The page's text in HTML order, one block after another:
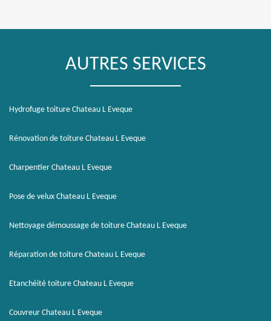
AUTRES SERVICES
Hydrofuge toiture Chateau L Eveque
Rénovation de toiture Chateau L Eveque
Charpentier Chateau L Eveque
Pose de velux Chateau L Eveque
Nettoyage démoussage de toiture Chateau L Eveque
Réparation de toiture Chateau L Eveque
Etanchéité toiture Chateau L Eveque
Couvreur Chateau L Eveque